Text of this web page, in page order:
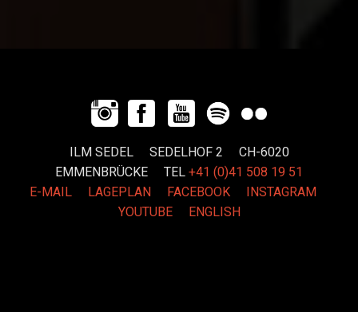
ILM SEDEL SEDELHOF 2 CH-6020
EMMENBRÜCKE TEL+41 (0)41 508 19 51
E-MAIL
LAGEPLAN FACEBOOK
INSTAGRAM
YOUTUBE
ENGLISH